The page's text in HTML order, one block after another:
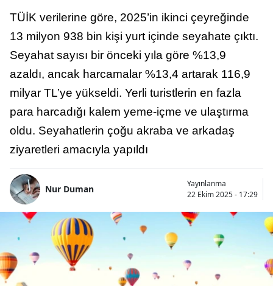
TÜİK verilerine göre, 2025’in ikinci çeyreğinde
13 milyon 938 bin kişi yurt içinde seyahate çıktı.
Seyahat sayısı bir önceki yıla göre %13,9
azaldı, ancak harcamalar %13,4 artarak 116,9
milyar TL’ye yükseldi. Yerli turistlerin en fazla
para harcadığı kalem yeme-içme ve ulaştırma
oldu. Seyahatlerin çoğu akraba ve arkadaş
ziyaretleri amacıyla yapıldı
Nur Duman
Yayınlanma
22 Ekim 2025 - 17:29